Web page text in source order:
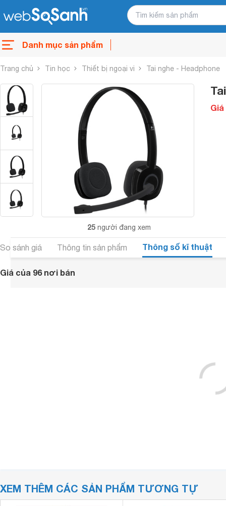
Danh mục sản phẩm
Trang chủ Tin học Thiết bị ngoại vi Tai nghe - Headphone
25 người đang xem
So sánh giá Thông tin sản phẩm Thông số kĩ thuật
Giá của 96 nơi bán
XEM THÊM CÁC SẢN PHẨM TƯƠNG TỰ